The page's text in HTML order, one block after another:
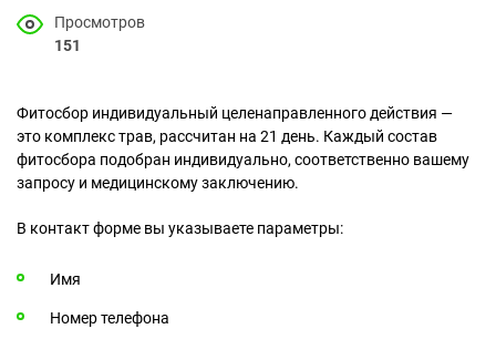
Просмотров
151
Фитосбор индивидуальный целенаправленного действия —
это комплекс трав, рассчитан на 21 день. Каждый состав
фитосбора подобран индивидуально, соответственно вашему
запросу и медицинскому заключению.
В контакт форме вы указываете параметры:
Имя
Номер телефона